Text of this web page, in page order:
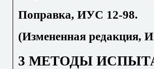
Поправка, ИУС 12-98.
(Измененная редакция,
3 МЕТОДЫ